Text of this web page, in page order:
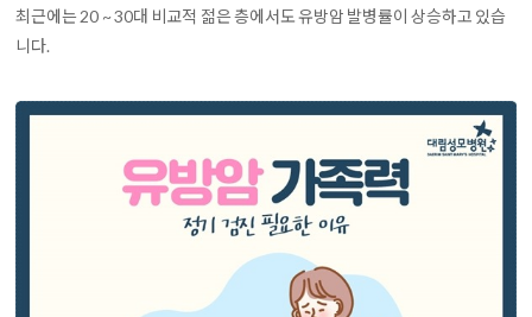
최근에는 20 ~ 30대 비교적 젊은 층에서도 유방암 발병률이 상승하고 있습
니다.